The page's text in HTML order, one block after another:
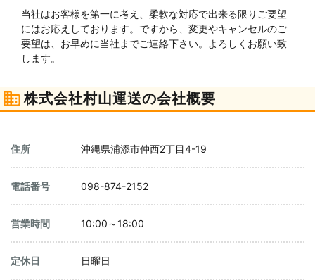
当社はお客様を第一に考え、柔軟な対応で出来る限りご要望
にはお応えしております。ですから、変更やキャンセルのご
要望は、お早めに当社までご連絡下さい。よろしくお願い致
します。
株式会社村山運送の会社概要
住所 沖縄県浦添市仲西2丁目4-19
電話番号 098-874-2152
営業時間 10:00～18:00
定休日 日曜日